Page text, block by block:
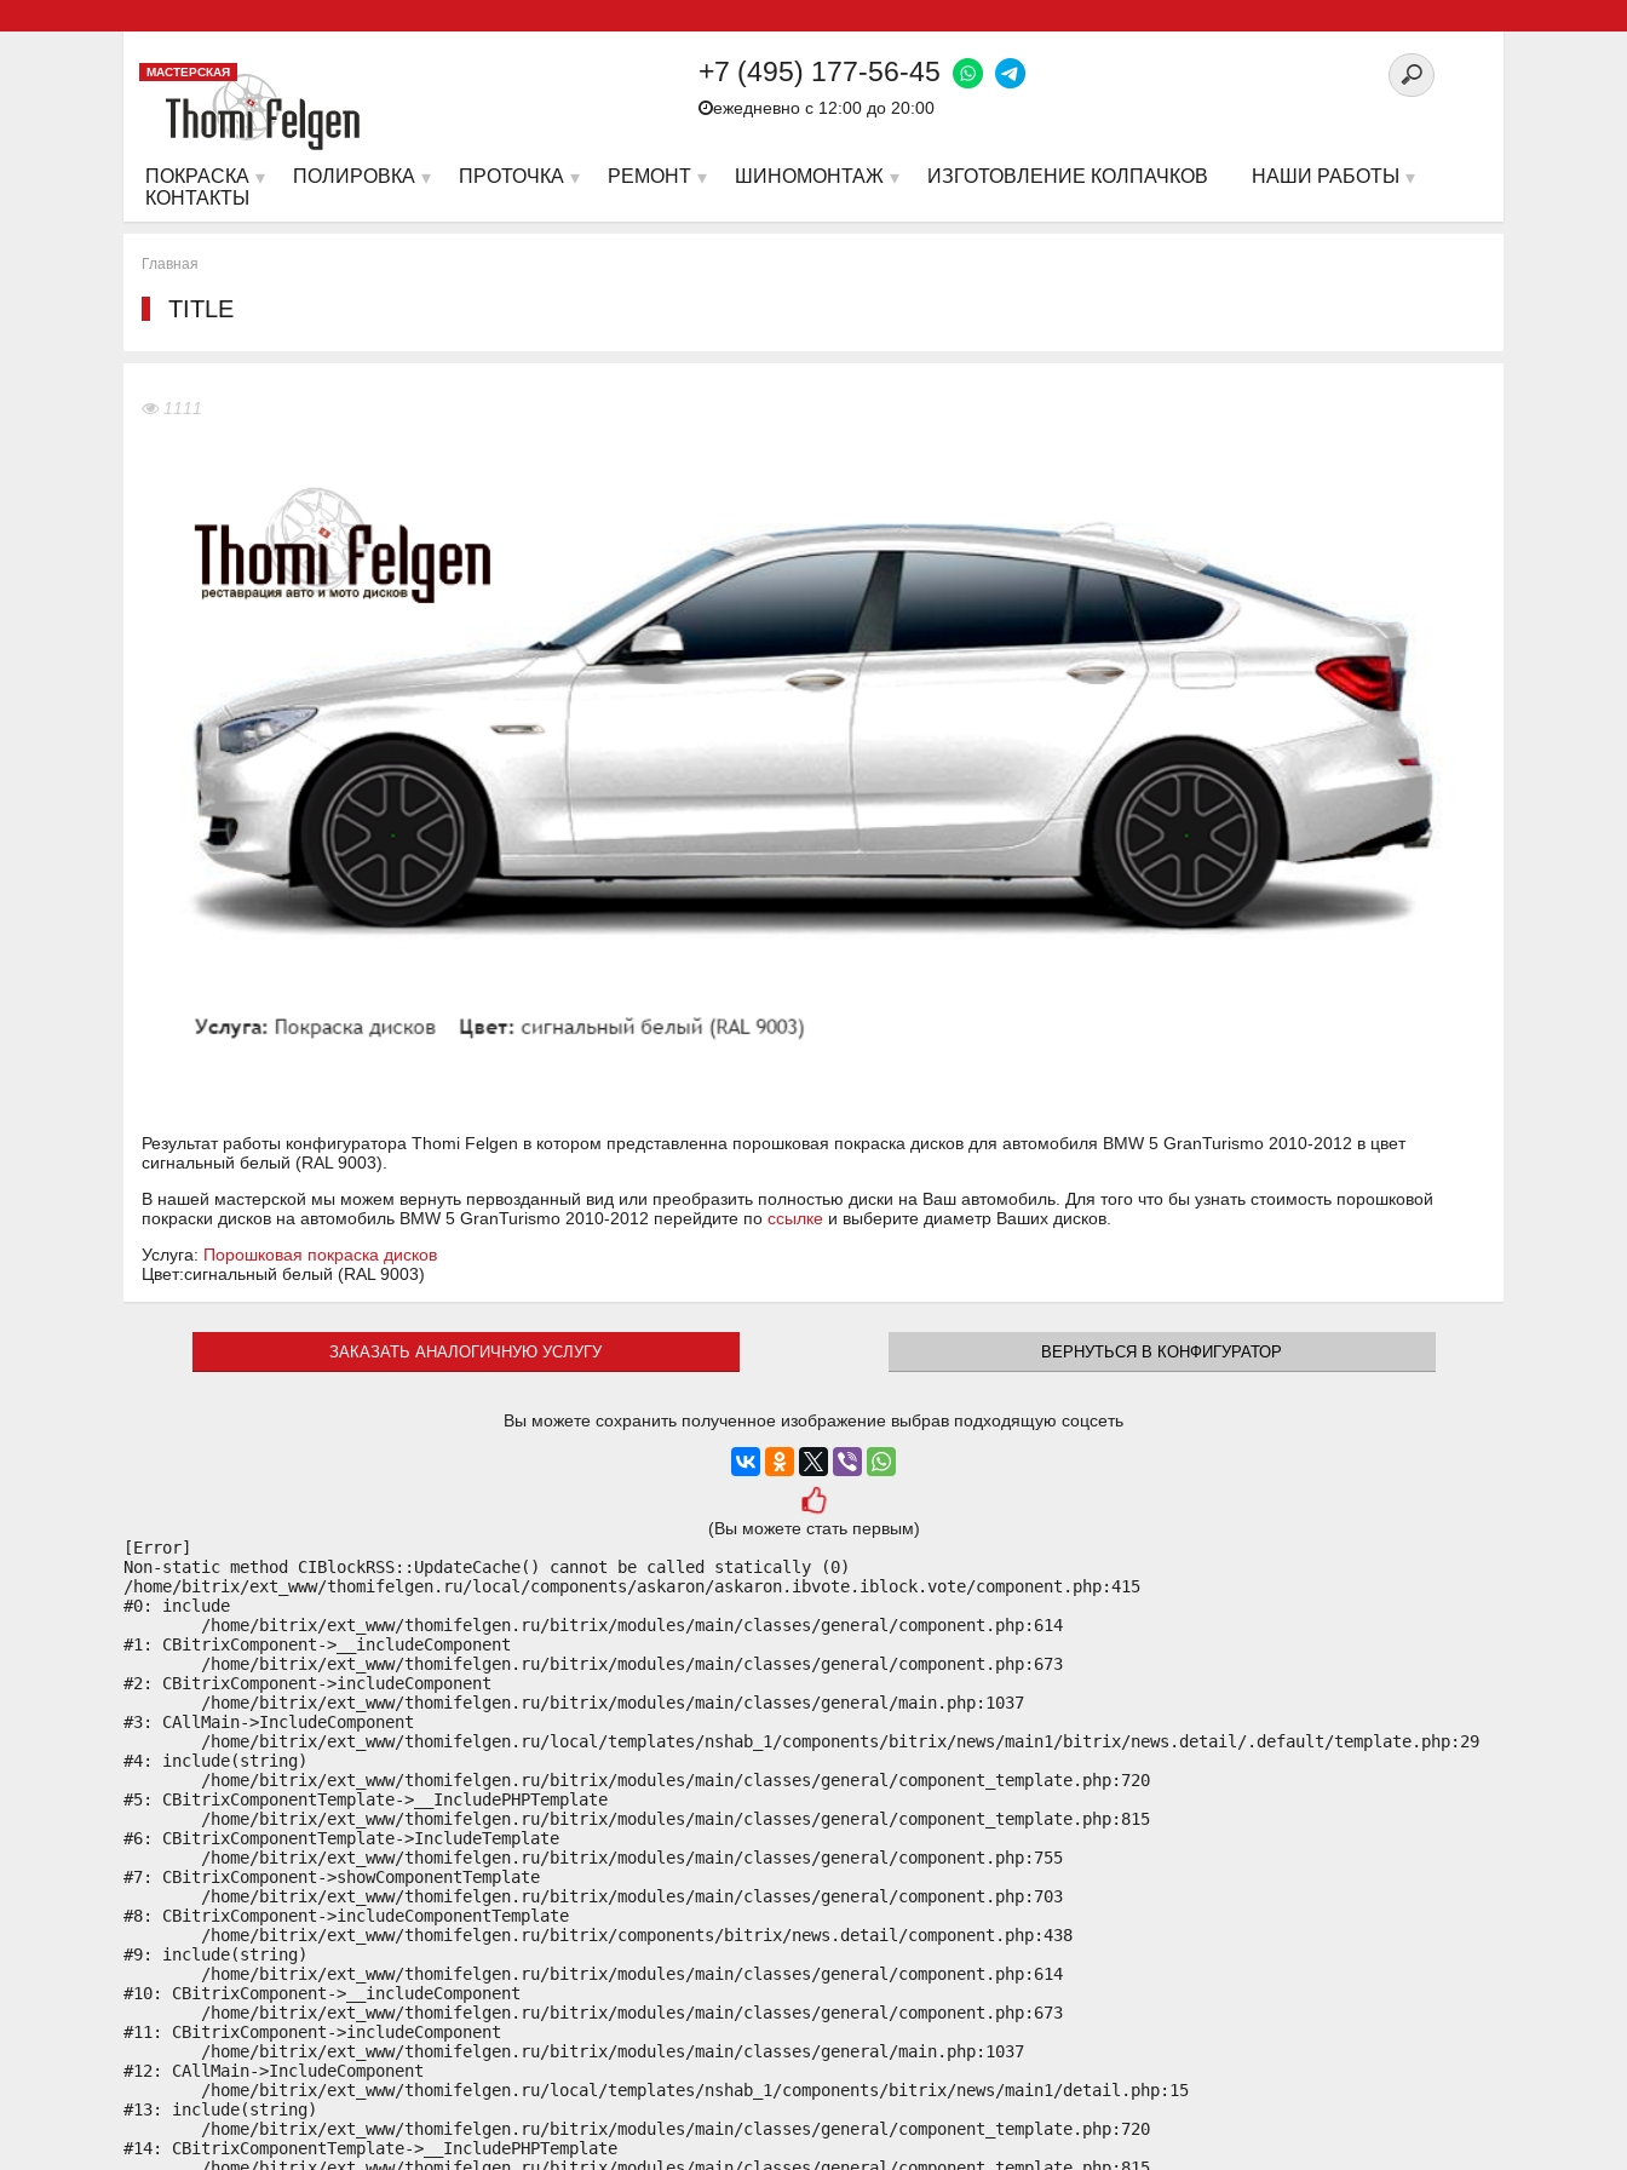
МАСТЕРСКАЯ +7 (495) 177-56-45
ежедневно с 12:00 до 20:00
ПОКРАСКА ПОЛИРОВКА ПРОТОЧКА РЕМОНТ ШИНОМОНТАЖ ИЗГОТОВЛЕНИЕ КОЛПАЧКОВ
НАШИ РАБОТЫ
КОНТАКТЫ
Главная
TITLE
1111
Результат работы конфигуратора Thomi Felgen в котором представленна порошковая покраска дисков для автомобиля BMW 5 GranTurismo 2010-2012 в цвет
сигнальный белый (RAL 9003).
В нашей мастерской мы можем вернуть первозданный вид или преобразить полностью диски на Ваш автомобиль. Для того что бы узнать стоимость порошковой
покраски дисков на автомобиль BMW 5 GranTurismo 2010-2012 перейдите по ссылке и выберите диаметр Ваших дисков.
Услуга: Порошковая покраска дисков
Цвет:сигнальный белый (RAL 9003)
ЗАКАЗАТЬ АНАЛОГИЧНУЮ УСЛУГУ ВЕРНУТЬСЯ В КОНФИГУРАТОР
Вы можете сохранить полученное изображение выбрав подходящую соцсеть
(Вы можете стать первым)
[Error]
Non-static method CIBlockRSS::UpdateCache() cannot be called statically (0)
/home/bitrix/ext_www/thomifelgen.ru/local/components/askaron/askaron.ibvote.iblock.vote/component.php:415
#0: include
#1: CBitrixComponent->__includeComponent
#2: CBitrixComponent->includeComponent
#3: CAllMain->IncludeComponent
#4: include(string)
#5: CBitrixComponentTemplate->__IncludePHPTemplate
#6: CBitrixComponentTemplate->IncludeTemplate
#7: CBitrixComponent->showComponentTemplate
#8: CBitrixComponent->includeComponentTemplate
#9: include(string)
#10: CBitrixComponent->__includeComponent
#11: CBitrixComponent->includeComponent
#12: CAllMain->IncludeComponent
#13: include(string)
#14: CBitrixComponentTemplate->__IncludePHPTemplate